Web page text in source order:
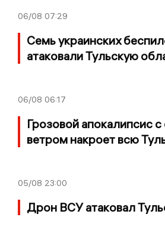
06/08 07:29
Семь украинских
атаковали Тульскую
06/08 06:17
Грозовой апокалипсис
ветром накроет всю
05/08 23:00
Дрон ВСУ атаковал